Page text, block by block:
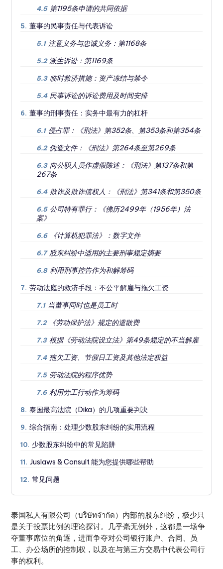
4.5 第1195条申请的共同依据
5. 董事的民事责任与代表诉讼
5.1 注意义务与忠诚义务：第1168条
5.2 派生诉讼：第1169条
5.3 临时救济措施：资产冻结与禁令
5.4 民事诉讼的诉讼费用及时间安排
6. 董事的刑事责任：实务中最有力的杠杆
6.1 侵占罪：《刑法》第352条、第353条和第354条
6.2 伪造文件：《刑法》第264条至第269条
6.3 向公职人员作虚假陈述：《刑法》第137条和第
267条
6.4 欺诈及欺诈债权人：《刑法》第341条和第350条
6.5 公司特有罪行：《佛历2499年（1956年）法
案》
6.6 《计算机犯罪法》：数字文件
6.7 股东纠纷中适用的主要刑事规定摘要
6.8 利用刑事控告作为和解筹码
7. 劳动法庭的救济手段：不公平解雇与拖欠工资
7.1 当董事同时也是员工时
7.2 《劳动保护法》规定的遣散费
7.3 根据《劳动法院设立法》第49条规定的不当解雇
7.4 拖欠工资、节假日工资及其他法定权益
7.5 劳动法院的程序优势
7.6 利用劳工行动作为筹码
8. 泰国最高法院（Dika）的几项重要判决
9. 综合指南：处理少数股东纠纷的实用流程
10. 少数股东纠纷中的常见陷阱
11. Juslaws & Consult 能为您提供哪些帮助
12. 常见问题
泰国私人有限公司（บริษัทจำกัด）内部的股东纠纷，极少只
是关于投票比例的理论探讨。几乎毫无例外，这都是一场争
夺董事席位的角逐，进而争夺对公司银行账户、合同、员
工、办公场所的控制权，以及在与第三方交易中代表公司行
事的权利。